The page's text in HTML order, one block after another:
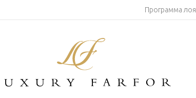
Программа